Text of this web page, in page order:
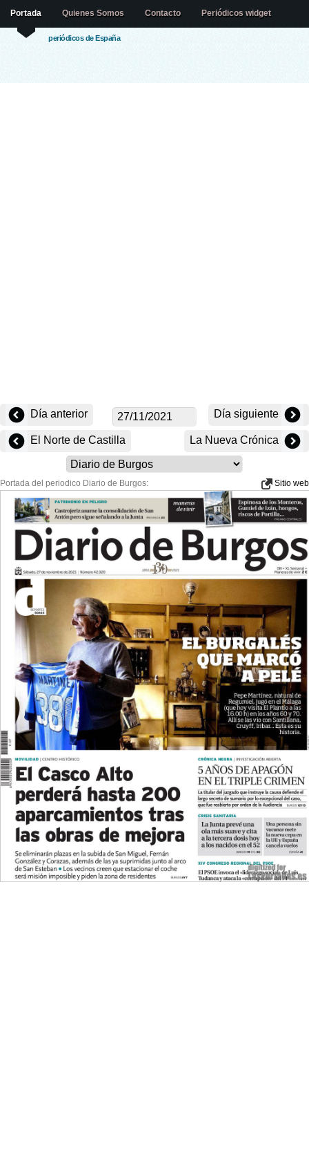
periódicos de España
Portada Quienes Somos Contacto Periódicos widget
Día anterior Día siguiente
El Norte de Castilla La Nueva Crónica
Portada del periodico Diario de Burgos: Sitio web